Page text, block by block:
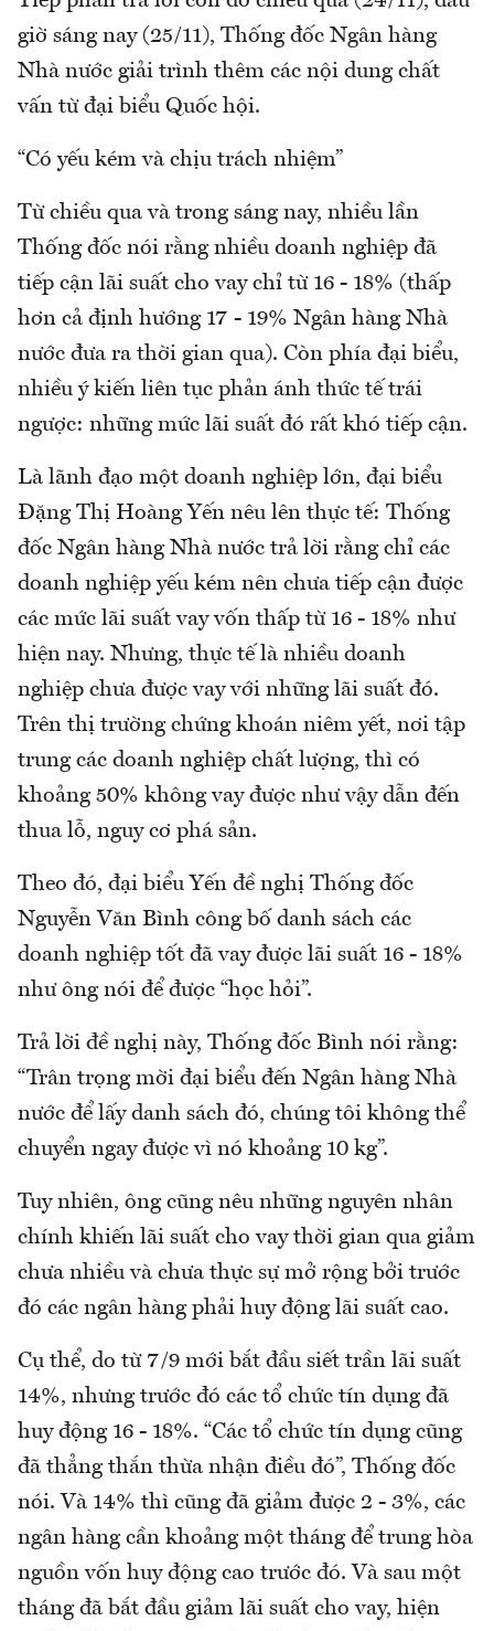
giờ sáng nay (25/11), Thống đốc Ngân hàng
Nhà nước giải trình thêm các nội dung chất
vấn từ đại biểu Quốc hội.
“Có yếu kém và chịu trách nhiệm”
Từ chiều qua và trong sáng nay, nhiều lần
Thống đốc nói rằng nhiều doanh nghiệp đã
tiếp cận lãi suất cho vay chỉ từ 16 - 18% (thấp
hơn cả định hướng 17 - 19% Ngân hàng Nhà
nước đưa ra thời gian qua). Còn phía đại biểu,
nhiều ý kiến liên tục phản ánh thức tế trái
ngược: những mức lãi suất đó rất khó tiếp cận.
Là lãnh đạo một doanh nghiệp lớn, đại biểu
Đặng Thị Hoàng Yến nêu lên thực tế: Thống
đốc Ngân hàng Nhà nước trả lời rằng chỉ các
doanh nghiệp yếu kém nên chưa tiếp cận được
các mức lãi suất vay vốn thấp từ 16 - 18% như
hiện nay. Nhưng, thực tế là nhiều doanh
nghiệp chưa được vay với những lãi suất đó.
Trên thị trường chứng khoán niêm yết, nơi tập
trung các doanh nghiệp chất lượng, thì có
khoảng 50% không vay được như vậy dẫn đến
thua lỗ, nguy cơ phá sản.
Theo đó, đại biểu Yến đề nghị Thống đốc
Nguyễn Văn Bình công bố danh sách các
doanh nghiệp tốt đã vay được lãi suất 16 - 18%
như ông nói để được “học hỏi”.
Trả lời đề nghị này, Thống đốc Bình nói rằng:
“Trân trọng mời đại biểu đến Ngân hàng Nhà
nước để lấy danh sách đó, chúng tôi không thể
chuyển ngay được vì nó khoảng 10 kg”.
Tuy nhiên, ông cũng nêu những nguyên nhân
chính khiến lãi suất cho vay thời gian qua giảm
chưa nhiều và chưa thực sự mở rộng bởi trước
đó các ngân hàng phải huy động lãi suất cao.
Cụ thể, do từ 7/9 mới bắt đầu siết trần lãi suất
14%, nhưng trước đó các tổ chức tín dụng đã
huy động 16 - 18%. “Các tổ chức tín dụng cũng
đã thẳng thắn thừa nhận điều đó”, Thống đốc
nói. Và 14% thì cũng đã giảm được 2 - 3%, các
ngân hàng cần khoảng một tháng để trung hòa
nguồn vốn huy động cao trước đó. Và sau một
tháng đã bắt đầu giảm lãi suất cho vay, hiện